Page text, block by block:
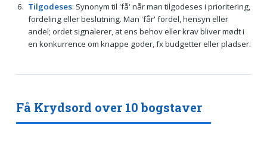
Tilgodeses: Synonym til 'få' når man tilgodeses i prioritering,
fordeling eller beslutning. Man 'får' fordel, hensyn eller
andel; ordet signalerer, at ens behov eller krav bliver mødt i
en konkurrence om knappe goder, fx budgetter eller pladser.
Få Krydsord over 10 bogstaver